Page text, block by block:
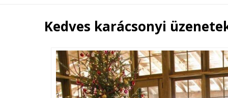
Kedves karácsonyi